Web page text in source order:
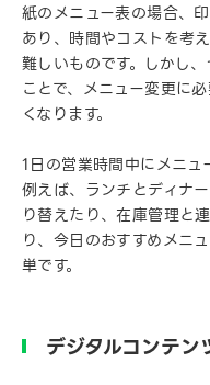
紙のメニュー表の場合、
あり、時間やコストを考
難しいものです。しかし
ことで、メニュー変更に
くなります。
1日の営業時間中にメニュ
例えば、ランチとディナ
り替えたり、在庫管理と
り、今日のおすすめメニ
単です。
デジタルコンテン